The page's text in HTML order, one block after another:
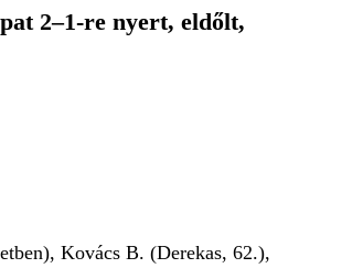
2–1-re nyert, eldőlt,
Kovács B. (Derekas, 62.),